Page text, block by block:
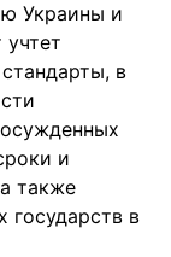
Украины и
в
и
также
государств в